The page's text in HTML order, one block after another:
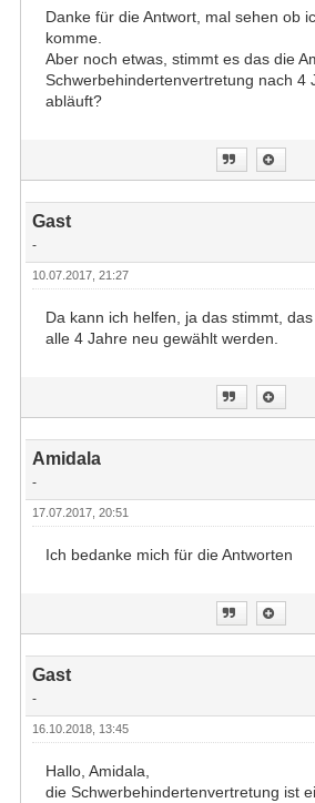
Danke für die Antwort, mal sehen ob
komme.
Aber noch etwas, stimmt es das die
Schwerbehindertenvertretung nach 4
abläuft?
Gast
-
10.07.2017, 21:27
Da kann ich helfen, ja das stimmt,
alle 4 Jahre neu gewählt werden.
Amidala
-
17.07.2017, 20:51
Ich bedanke mich für die Antworten
Gast
-
16.10.2018, 13:45
Hallo, Amidala,
die Schwerbehindertenvertretung ist